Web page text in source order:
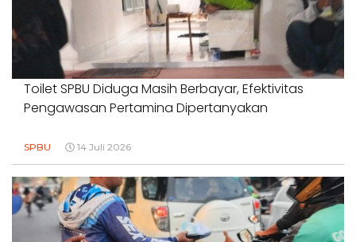
Toilet SPBU Diduga Masih Berbayar, Efektivitas
Pengawasan Pertamina Dipertanyakan
SPBU 14 Juli 2026